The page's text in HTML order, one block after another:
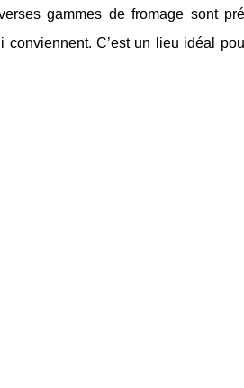
gammes de fromage sont
C’est un lieu idéal